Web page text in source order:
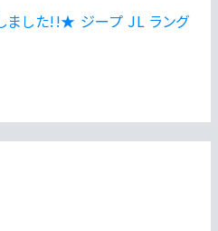
ました!!★ ジープ JL ラング